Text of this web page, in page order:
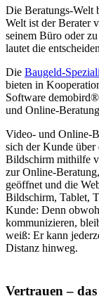
Die Beratungs-Welt
Welt ist der Berater
seinem Büro oder
lautet die
Die Baugeld-
bieten in
Software
und Online-
Video- und Online-
sich der Kunde über
Bildschirm mithilfe
zur Online-
geöffnet und die
Bildschirm, Tablet,
Kunde: Denn
kommunizieren,
weiß: Er kann
Distanz hinweg.
Vertrauen –